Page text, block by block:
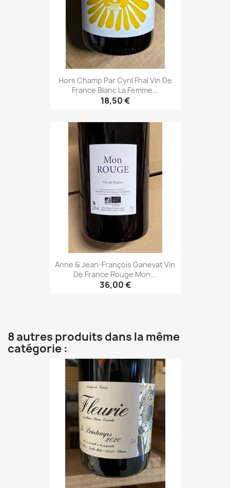
Hors Champ Par Cyril Fhal Vin De
France Blanc La Femme...
18,50 €
Anne & Jean-François Ganevat Vin
De France Rouge Mon...
36,00 €
8 autres produits dans la même
catégorie :